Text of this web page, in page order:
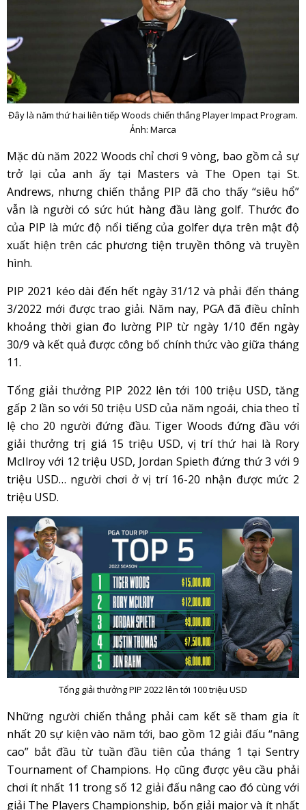
Đây là năm thứ hai liên tiếp Woods chiến thắng Player Impact Program.
Ảnh: Marca
Mặc dù năm 2022 Woods chỉ chơi 9 vòng, bao gồm cả sự
trở lại của anh ấy tại Masters và The Open tại St.
Andrews, nhưng chiến thắng PIP đã cho thấy “siêu hổ”
vẫn là người có sức hút hàng đầu làng golf. Thước đo
của PIP là mức độ nổi tiếng của golfer dựa trên mật độ
xuất hiện trên các phương tiện truyền thông và truyền
hình.
PIP 2021 kéo dài đến hết ngày 31/12 và phải đến tháng
3/2022 mới được trao giải. Năm nay, PGA đã điều chỉnh
khoảng thời gian đo lường PIP từ ngày 1/10 đến ngày
30/9 và kết quả được công bố chính thức vào giữa tháng
11.
Tổng giải thưởng PIP 2022 lên tới 100 triệu USD, tăng
gấp 2 lần so với 50 triệu USD của năm ngoái, chia theo tỉ
lệ cho 20 người đứng đầu. Tiger Woods đứng đầu với
giải thưởng trị giá 15 triệu USD, vị trí thứ hai là Rory
McIlroy với 12 triệu USD, Jordan Spieth đứng thứ 3 với 9
triệu USD… người chơi ở vị trí 16-20 nhận được mức 2
triệu USD.
Tổng giải thưởng PIP 2022 lên tới 100 triệu USD
Những người chiến thắng phải cam kết sẽ tham gia ít
nhất 20 sự kiện vào năm tới, bao gồm 12 giải đấu “nâng
cao” bắt đầu từ tuần đầu tiên của tháng 1 tại Sentry
Tournament of Champions. Họ cũng được yêu cầu phải
chơi ít nhất 11 trong số 12 giải đấu nâng cao đó cùng với
giải The Players Championship, bốn giải major và ít nhất